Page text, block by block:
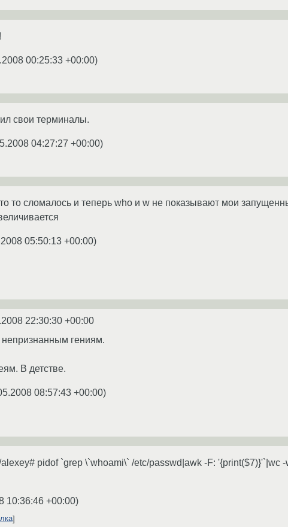
00:25:33 +00:00)
свои терминалы.
04:27:27 +00:00)
то сломалось и теперь who и w не показывают мои
05:50:13 +00:00)
22:30:30 +00:00
гениям.
В детстве.
08:57:43 +00:00)
pidof `grep \`whoami\` /etc/passwd|awk -F: '{print($7)}'`|wc
10:36:46 +00:00)